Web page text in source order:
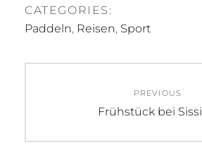
CATEGORIES:
Paddeln, Reisen, Sport
PREVIOUS
Previous
Frühstück bei Sissi